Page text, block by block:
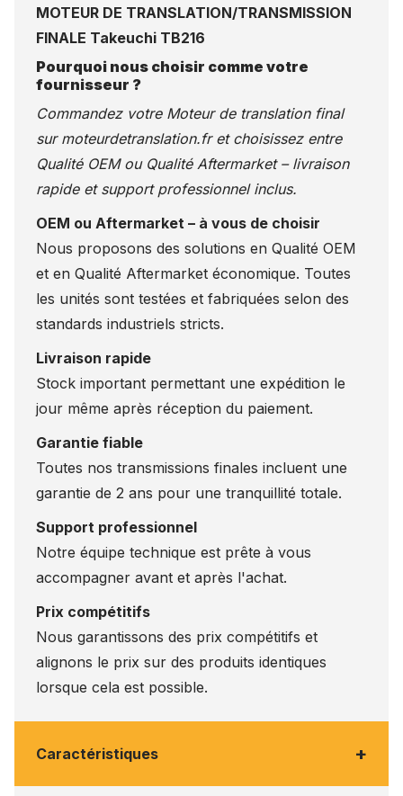
MOTEUR DE TRANSLATION/TRANSMISSION
FINALE Takeuchi TB216
Pourquoi nous choisir comme votre
fournisseur ?
Commandez votre Moteur de translation final
sur moteurdetranslation.fret choisissez entre
Qualité OEM ou Qualité Aftermarket – livraison
rapide et support professionnel inclus.
OEM ou Aftermarket – à vous de choisir
Nous proposons des solutions en Qualité OEM
et en Qualité Aftermarket économique. Toutes
les unités sont testées et fabriquées selon des
standards industriels stricts.
Livraison rapide
Stock important permettant une expédition le
jour même après réception du paiement.
Garantie fiable
Toutes nos transmissions finales incluent une
garantie de 2 ans pour une tranquillité totale.
Support professionnel
Notre équipe technique est prête à vous
accompagner avant et après l'achat.
Prix compétitifs
Nous garantissons des prix compétitifs et
alignons le prix sur des produits identiques
lorsque cela est possible.
Caractéristiques +